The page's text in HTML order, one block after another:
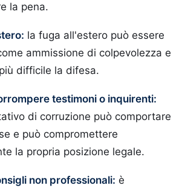
la pena.
la fuga all'estero può essere
ammissione di colpevolezza e
difficile la difesa.
testimoni o inquirenti:
di corruzione può comportare
e può compromettere
la propria posizione legale.
non professionali: è